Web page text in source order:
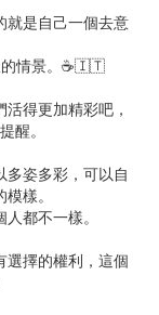
就是自己一個去意
的情景。☕🇮🇹
得更加精彩吧，
醒。
多姿多彩，可以自
樣。
都不一樣。
選擇的權利，這個